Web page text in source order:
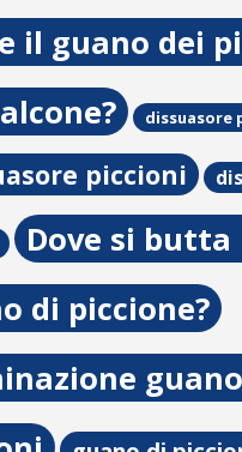
il guano dei
dissuasore
piccioni
Dove si butta
di piccione?
guano